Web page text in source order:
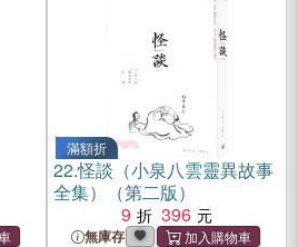
滿額折
22.怪談（小泉八雲靈異故事
全集）（第二版）
9
396
無庫存